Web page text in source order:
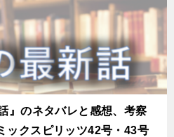
』のネタバレと感想、考察
ックスピリッツ42号・43号